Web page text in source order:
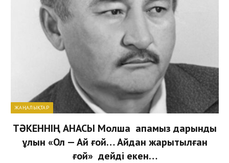
ЖАҢАЛЫҚТАР
ТӘКЕННІҢ АНАСЫ Молша апамыз дарынды
ұлын «Ол — Ай ғой… Айдан жарытылған
ғой» дейді екен…